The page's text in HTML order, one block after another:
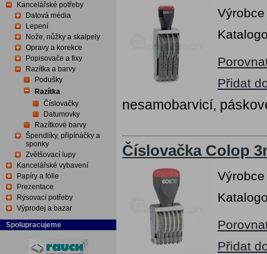
Kancelářské potřeby
Datová média
Lepení
Nože, nůžky a skalpely
Opravy a korekce
Popisovače a fixy
Razítka a barvy
Podušky
Razítka
Číslovačky
Datumovky
Razítkové barvy
Špendlíky, připínáčky a
sponky
Zvětšovací lupy
Kancelářské vybavení
Papíry a fólie
Prezentace
Rýsovací potřeby
Výprodej a bazar
Spolupracujeme
Přidat
nesamobarvicí,
Číslovačka Colop
Přidat